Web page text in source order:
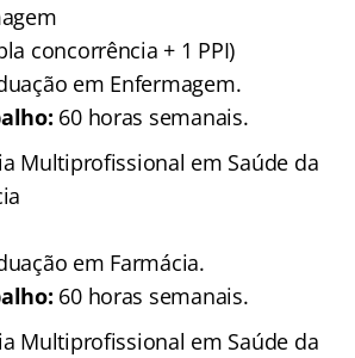
concorrência + 1 PPI)
em Enfermagem.
60 horas semanais.
Multiprofissional em Saúde da
em Farmácia.
60 horas semanais.
Multiprofissional em Saúde da